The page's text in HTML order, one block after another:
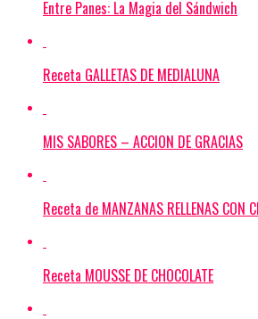
Entre Panes: La Magia del Sándwich
Receta GALLETAS DE MEDIALUNA
MIS SABORES – ACCION DE GRACIAS
Receta de MANZANAS RELLENAS CON
Receta MOUSSE DE CHOCOLATE